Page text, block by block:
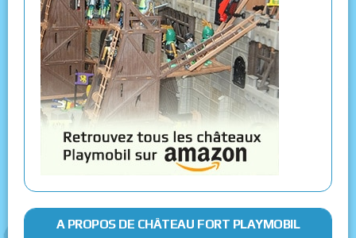
A PROPOS DE CHÂTEAU FORT PLAYMOBIL